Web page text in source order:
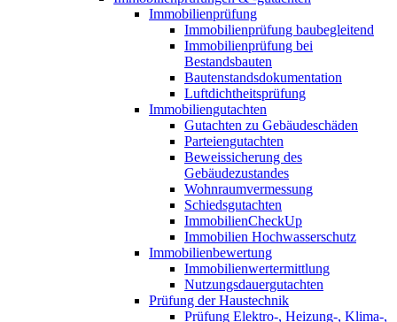
Immobilienprüfung
Immobilienprüfung baubegleitend
Immobilienprüfung bei
Bestandsbauten
Bautenstandsdokumentation
Luftdichtheitsprüfung
Immobiliengutachten
Gutachten zu Gebäudeschäden
Parteiengutachten
Beweissicherung des
Gebäudezustandes
Wohnraumvermessung
Schiedsgutachten
ImmobilienCheckUp
Immobilien Hochwasserschutz
Immobilienbewertung
Immobilienwertermittlung
Nutzungsdauergutachten
Prüfung der Haustechnik
Prüfung Elektro-, Heizung-, Klima-,